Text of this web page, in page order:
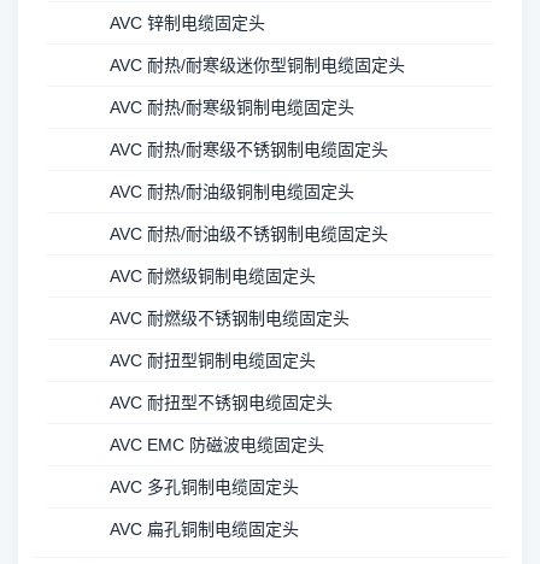
AVC 锌制电缆固定头
AVC 耐热/耐寒级迷你型铜制电缆固定头
AVC 耐热/耐寒级铜制电缆固定头
AVC 耐热/耐寒级不锈钢制电缆固定头
AVC 耐热/耐油级铜制电缆固定头
AVC 耐热/耐油级不锈钢制电缆固定头
AVC 耐燃级铜制电缆固定头
AVC 耐燃级不锈钢制电缆固定头
AVC 耐扭型铜制电缆固定头
AVC 耐扭型不锈钢电缆固定头
AVC EMC 防磁波电缆固定头
AVC 多孔铜制电缆固定头
AVC 扁孔铜制电缆固定头